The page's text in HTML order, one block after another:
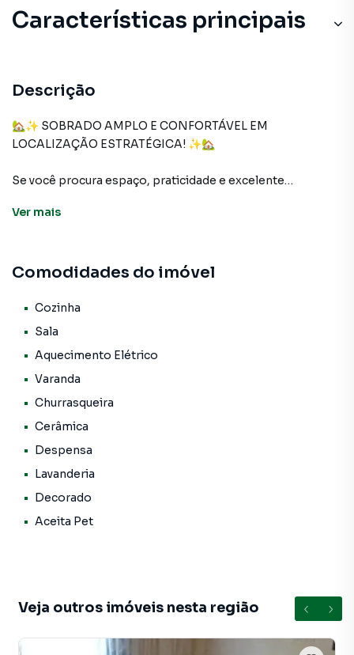
Características principais
Churrasqueira
Cerâmica
Descrição
🏡✨ SOBRADO AMPLO E CONFORTÁVEL EM
LOCALIZAÇÃO ESTRATÉGICA! ✨🏡
Se você procura espaço, praticidade e excelente
família. Com ambientes amplos e bem distribuídos, o
✨ CARACTERÍSTICAS DO IMÓVEL:
🛏️ 4 dormitórios, sendo 1 suíte
🍽️ Cozinha espaçosa
🚿 2 banheiros sociais
🧺 Lavanderia
🌿 Varanda
🚗 3 vagas de garagem cobertas
💎 DIFERENCIAIS
Ver mais
Comodidades do imóvel
Cozinha
Sala
Aquecimento Elétrico
Varanda
Churrasqueira
Cerâmica
Despensa
Lavanderia
Decorado
Aceita Pet
Veja outros imóveis nesta região